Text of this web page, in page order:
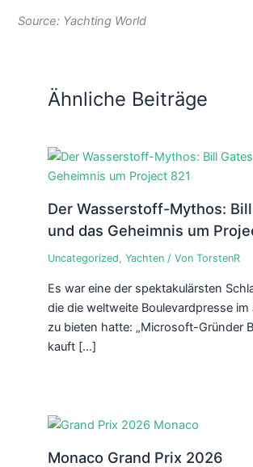
Source: Yachting World
Ähnliche Beiträge
Der Wasserstoff-Mythos:
und das Geheimnis um
Uncategorized, Yachten/ Von TorstenR
Es war eine der spektakulärsten
die die weltweite Boulevardpresse
zu bieten hatte: „Microsoft-Gründer
kauft […]
Monaco Grand Prix 2026